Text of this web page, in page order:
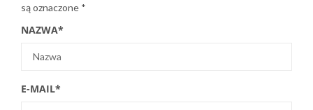
są oznaczone *
NAZWA*
E-MAIL*